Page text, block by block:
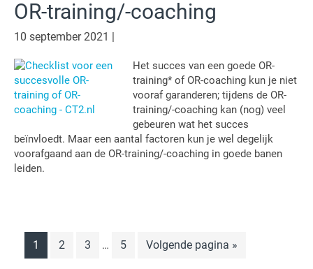
OR-training/-coaching
10 september 2021 |
Het succes van een goede OR-
training* of OR-coaching kun je niet
vooraf garanderen; tijdens de OR-
training/-coaching kan (nog) veel
gebeuren wat het succes
beïnvloedt. Maar een aantal factoren kun je wel degelijk
voorafgaand aan de OR-training/-coaching in goede banen
leiden.
Pagina
1 Pagina
2 Pagina
3
Interim
pagina's
… Pagina
5
Ga
Volgende pagina »